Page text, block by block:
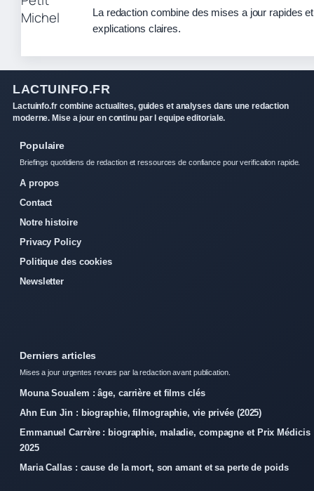
La redaction combine des mises a jour rapides
explications claires.
LACTUINFO.FR
Lactuinfo.fr combine actualites, guides et analyses dans une redaction
moderne. Mise a jour en continu par l equipe editoriale.
Populaire
Briefings quotidiens de redaction et ressources de confiance pour verification rapide.
A propos
Contact
Notre histoire
Privacy Policy
Politique des cookies
Newsletter
Derniers articles
Mises a jour urgentes revues par la redaction avant publication.
Mouna Soualem : âge, carrière et films clés
Ahn Eun Jin : biographie, filmographie, vie privée (2025)
Emmanuel Carrère : biographie, maladie, compagne et Prix Médicis
2025
Maria Callas : cause de la mort, son amant et sa perte de poids